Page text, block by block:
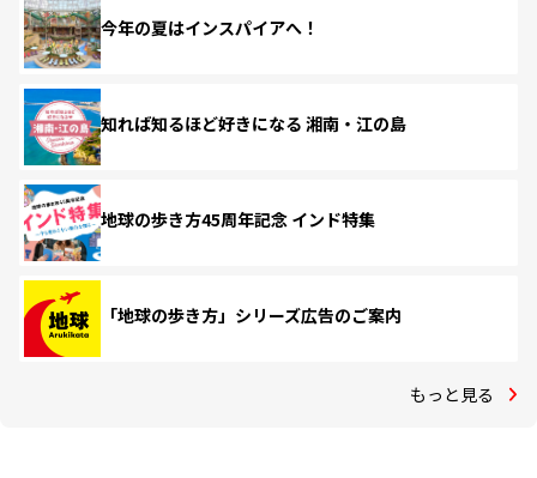
今年の夏はインスパイアへ！
知れば知るほど好きになる 湘南・江の島
地球の歩き方45周年記念 インド特集
「地球の歩き方」シリーズ広告のご案内
もっと見る